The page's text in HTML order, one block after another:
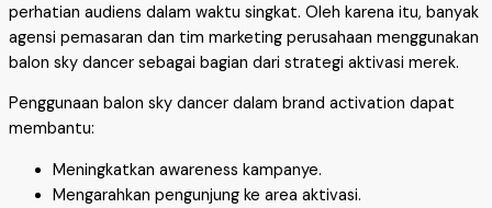
perhatian audiens dalam waktu singkat. Oleh karena itu, banyak
agensi pemasaran dan tim marketing perusahaan menggunakan
balon sky dancer sebagai bagian dari strategi aktivasi merek.
Penggunaan balon sky dancer dalam brand activation dapat
membantu:
Meningkatkan awareness kampanye.
Mengarahkan pengunjung ke area aktivasi.